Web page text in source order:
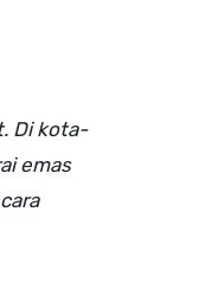
Di kota-
emas